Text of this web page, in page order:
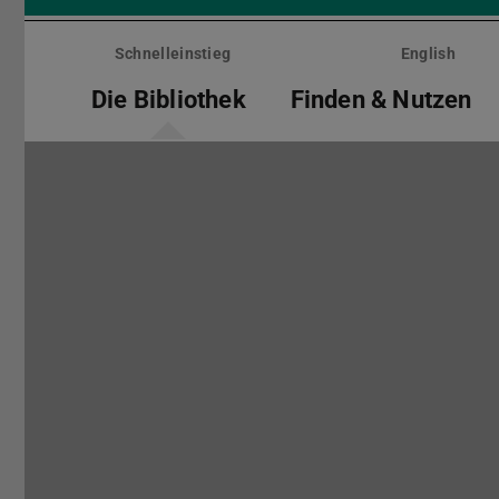
Menü
überspringenSchnelleinstieg English
Die Bibliothek Finden & Nutzen